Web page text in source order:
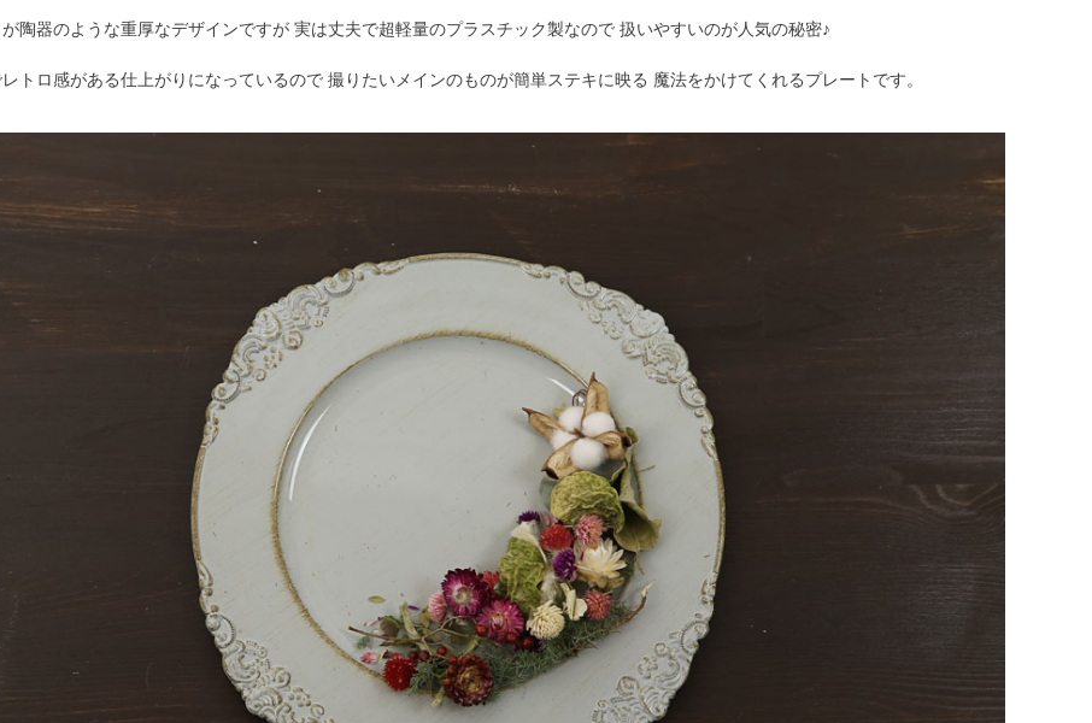
陶器のような重厚なデザインですが 実は丈夫で超軽量のプラスチック製なので 扱いやすいのが人気の秘密♪
トロ感がある仕上がりになっているので 撮りたいメインのものが簡単ステキに映る 魔法をかけてくれるプレートです。